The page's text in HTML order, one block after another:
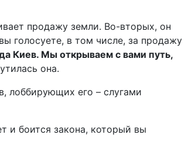
продажу земли. Во-вторых, он
голосуете, в том числе, за продажу
Киев. Мы открываем с вами путь,
она.
лоббирующих его – слугами
и боится закона, который вы